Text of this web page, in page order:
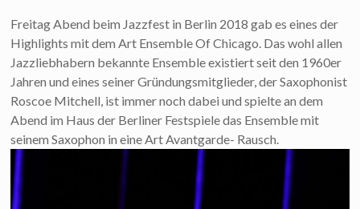
Freitag Abend beim Jazzfest in Berlin 2018 gab es eines der
Highlights mit dem Art Ensemble Of Chicago. Das wohl allen
Jazzliebhabern bekannte Ensemble existiert seit den 1960er
Jahren und eines seiner Gründungsmitglieder, der Saxophonist
Roscoe Mitchell, ist immer noch dabei und spielte an dem
Abend im Haus der Berliner Festspiele das Ensemble mit
seinem Saxophon in eine Art Avantgarde- Rausch.